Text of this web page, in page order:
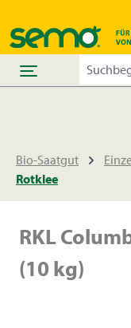
Bio-Saatgut
Rotklee
RKL
(10 kg)